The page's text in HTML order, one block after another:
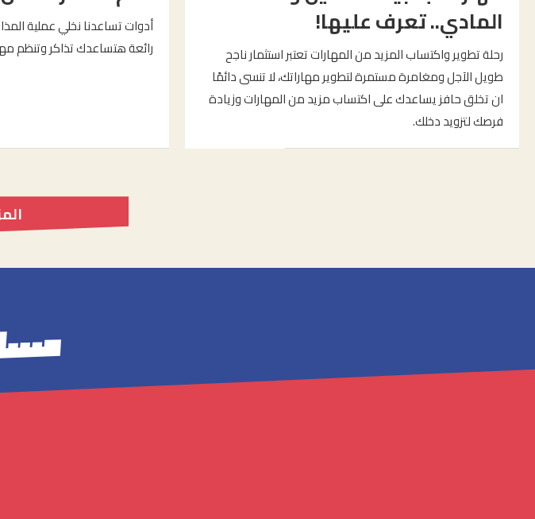
المادي.. تعرف عليها!
رحلة تطوير واكتساب المزيد من المهارات تعتبر استثمار ناجح
طويل الآجل ومغامرة مستمرة لتطوير مهاراتك، لا تنسى دائمًا
ان تخلق حافز يساعدك على اكتساب مزيد من المهارات وزيادة
فرصك لتزويد دخلك.
رائعة هتساعدك تذاكر وتنظم